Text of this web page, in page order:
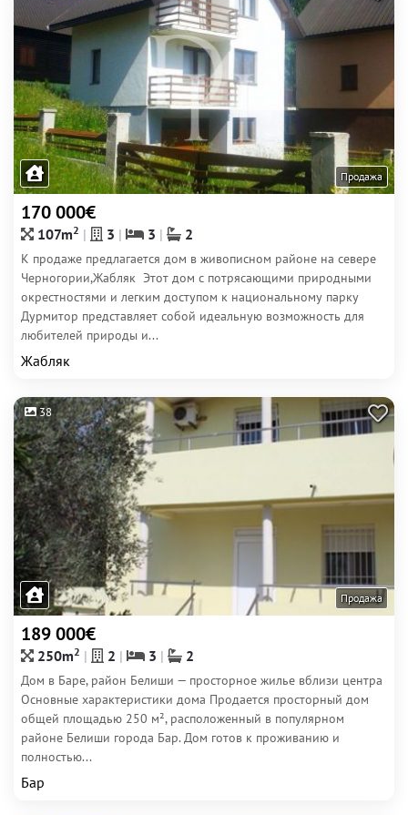
Продажа
170 000€
107m2 3 3 2
К продаже предлагается дом в живописном районе на севере
Черногории,Жабляк Этот дом с потрясающими природными
окрестностями и легким доступом к национальному парку
Дурмитор представляет собой идеальную возможность для
любителей природы и...
Жабляк
38
Продажа
189 000€
250m2 2 3 2
Дом в Баре, район Белиши — просторное жилье вблизи центра
Основные характеристики дома Продается просторный дом
общей площадью 250 м², расположенный в популярном
районе Белиши города Бар. Дом готов к проживанию и
полностью...
Бар